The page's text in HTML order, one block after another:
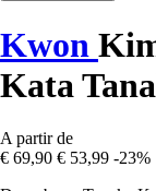
Kwon
Kata
A partir de
€ 69,90 € 53,99 -23%